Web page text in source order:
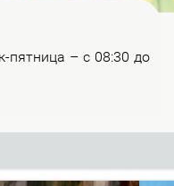
пят­ни­ца – с 08:30 до